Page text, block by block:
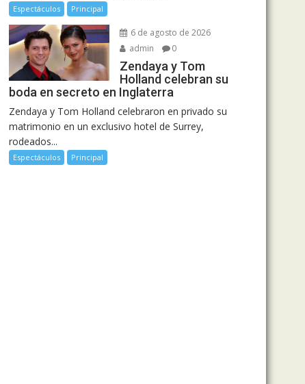
Espectáculos Principal
6 de agosto de 2026
admin
0
Zendaya y Tom
Holland celebran su
boda en secreto en Inglaterra
Zendaya y Tom Holland celebraron en privado su
matrimonio en un exclusivo hotel de Surrey,
rodeados...
Espectáculos Principal